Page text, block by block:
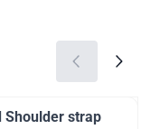
Shoulder strap